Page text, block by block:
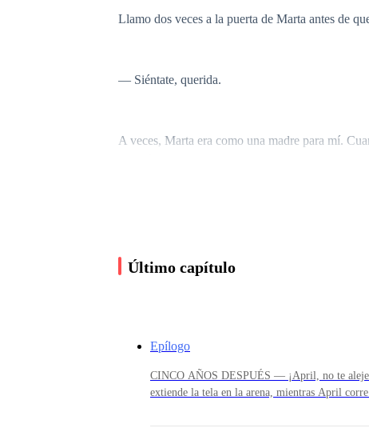
Llamo dos veces a la puerta de Marta antes de
— Siéntate, querida.
A veces, Marta era como una madre para mí.
Último capítulo
Epílogo
CINCO AÑOS DESPUÉS — ¡April, no te
extiende la tela en la arena, mientras April
menos esto. — California es increíble,